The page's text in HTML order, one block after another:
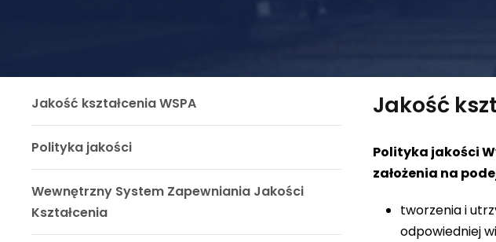
Jakość kształcenia WSPA
Polityka jakości
Wewnętrzny System Zapewniania Jakości
Kształcenia
Jakość
Polityka jakości
założenia na
tworzenia i
odpowiedniej